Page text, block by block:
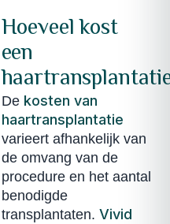
Hoeveel kost
een
De kosten van
haartransplantatie
varieert afhankelijk van
de omvang van de
procedure en het aantal
benodigde
transplantaten. Vivid